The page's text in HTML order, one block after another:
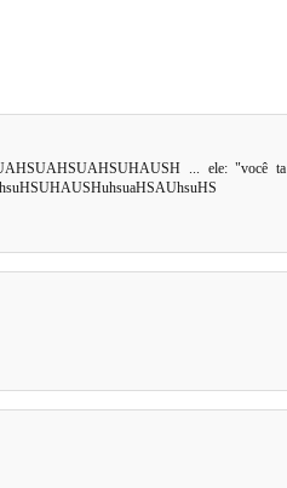
... ele: "você ta